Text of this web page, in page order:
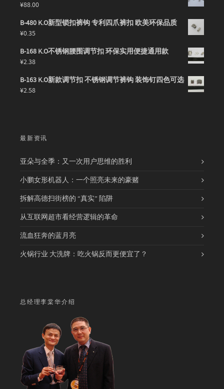
¥88.00
B-480 K.O新型锁扣裤钩 专利四爪裤扣 欧美环保品质
¥0.35
B-168 K.O不锈钢腰围调节扣 环保实用便捷通用款
¥2.38
B-163 K.O新款调节扣 不锈钢调节裤钩 装饰钉四色可选
¥2.58
最新资讯
亚朵与全季：又一次用户思维的胜利
小鹏女形机器人：一个照亮未来的豪赌
拆解高德扫街榜的 “真实” 陷阱
从互联网超市看经营逻辑的革命
流血狂奔的蓝月亮
火锅行业 大洗牌：吃火锅反而更便宜了？
总经理李棠华介绍